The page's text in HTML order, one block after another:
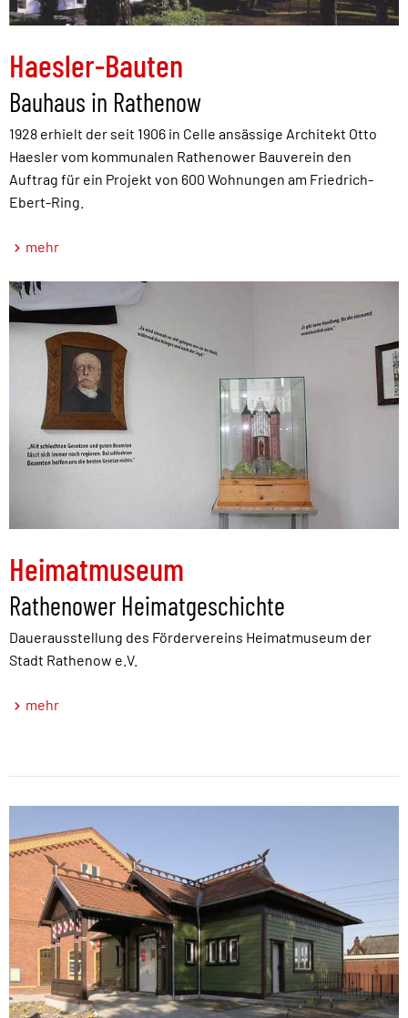
Haesler-Bauten
Bauhaus in Rathenow
1928 erhielt der seit 1906 in Celle ansässige Architekt Otto
Haesler vom kommunalen Rathenower Bauverein den
Auftrag für ein Projekt von 600 Wohnungen am Friedrich-
Ebert-Ring.
mehr
Heimatmuseum
Rathenower Heimatgeschichte
Dauerausstellung des Fördervereins Heimatmuseum der
Stadt Rathenow e.V.
mehr